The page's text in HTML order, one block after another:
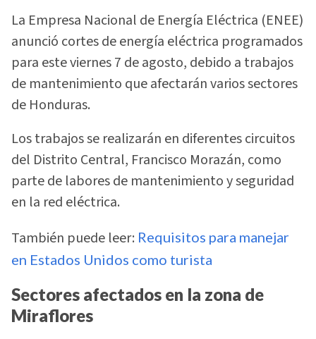
La Empresa Nacional de Energía Eléctrica (ENEE)
anunció cortes de energía eléctrica programados
para este viernes 7 de agosto, debido a trabajos
de mantenimiento que afectarán varios sectores
de Honduras.
Los trabajos se realizarán en diferentes circuitos
del Distrito Central, Francisco Morazán, como
parte de labores de mantenimiento y seguridad
en la red eléctrica.
También puede leer: Requisitos para manejar
en Estados Unidos como turista
Sectores afectados en la zona de
Miraflores